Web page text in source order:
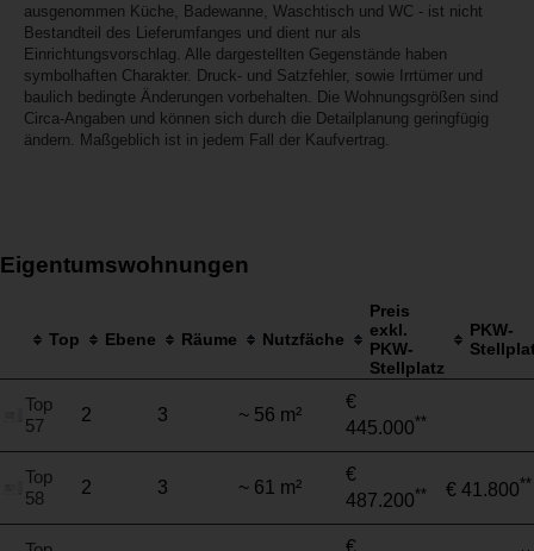
ausgenommen Küche, Badewanne, Waschtisch und WC - ist nicht
Bestandteil des Lieferumfanges und dient nur als
Einrichtungsvorschlag. Alle dargestellten Gegenstände haben
symbolhaften Charakter. Druck- und Satzfehler, sowie Irrtümer und
baulich bedingte Änderungen vorbehalten. Die Wohnungsgrößen sind
Circa-Angaben und können sich durch die Detailplanung geringfügig
ändern. Maßgeblich ist in jedem Fall der Kaufvertrag.
Eigentumswohnungen
Top Ebene Räume Nutzfäche
Preis
exkl.
PKW-
Stellplatz
PKW-
Top
57
2 3 ~ 56 m²
€
445.000**
Top
58
2 3 ~ 61 m²
€
487.200** € 41.800**